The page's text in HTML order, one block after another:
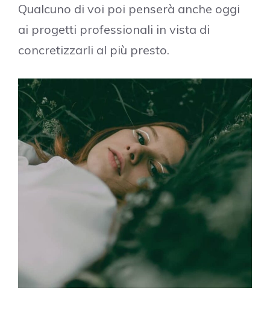
Qualcuno di voi poi penserà anche oggi
ai progetti professionali in vista di
concretizzarli al più presto.